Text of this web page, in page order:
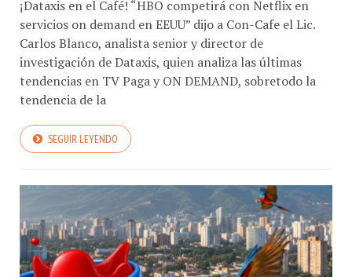
servicios on demand en EEUU” dijo a Con-Cafe el Lic.
Carlos Blanco, analista senior y director de
investigación de Dataxis, quien analiza las últimas
tendencias en TV Paga y ON DEMAND, sobretodo la
tendencia de la
SEGUIR LEYENDO